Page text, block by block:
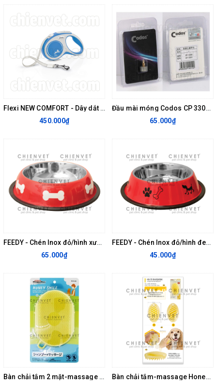
Flexi NEW COMFORT - Dây dắt tự động dây dẹp size S max.15kg
450.000₫
Đầu mài móng Codos CP 3300, 3301
65.000₫
FEEDY - Chén Inox đỏ/hình xương 0.45l 303127
65.000₫
FEEDY - Chén Inox đỏ/hình đen 0.22l 303131
45.000₫
Bàn chải tắm 2 mặt-massage Honey Smile NHS-83
Bàn chải tắm-massage Honey Smile